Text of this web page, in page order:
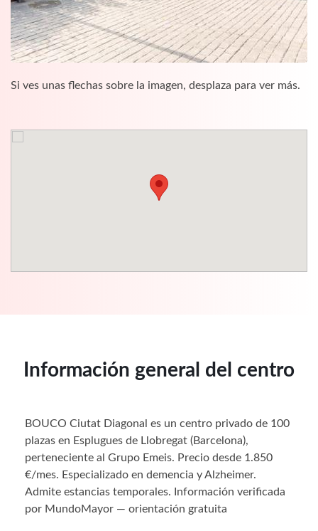
Si ves unas flechas sobre la imagen, desplaza para ver más.
Información general del centro
BOUCO Ciutat Diagonal es un centro privado de 100
plazas en Esplugues de Llobregat (Barcelona),
perteneciente al Grupo Emeis. Precio desde 1.850
€/mes. Especializado en demencia y Alzheimer.
Admite estancias temporales. Información verificada
por MundoMayor — orientación gratuita